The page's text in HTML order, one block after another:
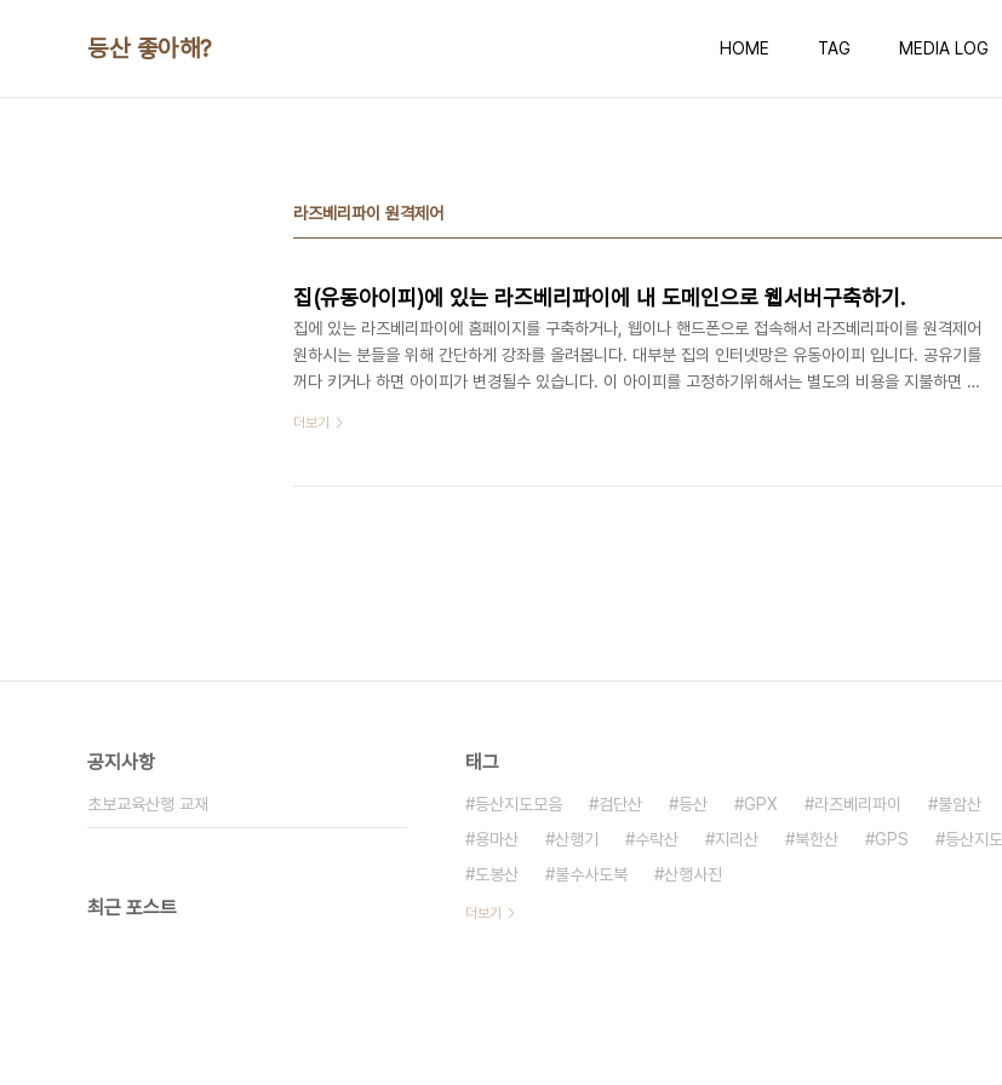
등산 좋아해? HOME TAG MEDIA LOG
라즈베리파이 원격제어
집(유동아이피)에 있는 라즈베리파이에 내 도메인으로 웹서버구축하기.
집에 있는 라즈베리파이에 홈페이지를 구축하거나, 웹이나 핸드폰으로 접속해서 라즈베리파이를 원격제어
원하시는 분들을 위해 간단하게 강좌를 올려봅니다. 대부분 집의 인터넷망은 유동아이피 입니다. 공유기를
꺼다 키거나 하면 아이피가 변경될수 있습니다. 이 아이피를 고정하기위해서는 별도의 비용을 지불하면 고
법도 있습니다. 일단 아래와 같이 공유기에 포트 포워딩을 해줍니다. 필자는 iptime을 기준으로 진행하겠
트로 접속시 내부포트 80으로 연결합니다. 부가적으로 ssh 은 22 포트를 사용합니다. ss..
더보기
공지사항
초보교육산행 교재
최근 포스트
태그
등산지도모음 검단산 등산 GPX 라즈베리파이 불암산
용마산
산행기 수락산 지리산 북한산 GPS 등산지도
도봉산
불수사도북 산행사진
더보기